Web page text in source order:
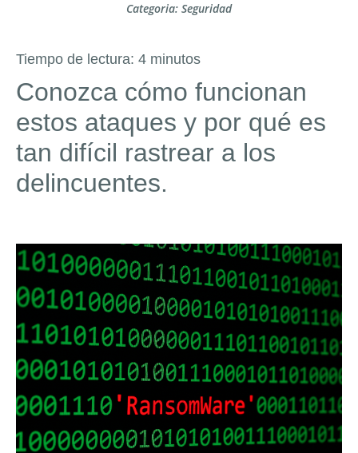
Categoria: Seguridad
Tiempo de lectura: 4 minutos
Conozca cómo funcionan
estos ataques y por qué es
tan difícil rastrear a los
delincuentes.